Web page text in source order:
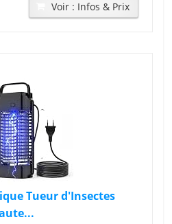
Voir : Infos & Prix
Tueur d'Insectes